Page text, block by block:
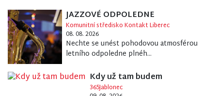
JAZZOVÉ ODPOLEDNE
Komunitní středisko Kontakt Liberec
08. 08. 2026
Nechte se unést pohodovou atmosférou
letního odpoledne plnéh...
Kdy už tam budem
365Jablonec